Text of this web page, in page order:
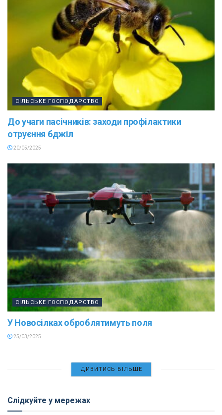
СІЛЬСЬКЕ ГОСПОДАРСТВО
До учаги пасічників: заходи профілактики
отруєння бджіл
20/05/2025
СІЛЬСЬКЕ ГОСПОДАРСТВО
У Новосілках оброблятимуть поля
25/03/2025
ДИВИТИСЬ БІЛЬШЕ
Слідкуйте у мережах